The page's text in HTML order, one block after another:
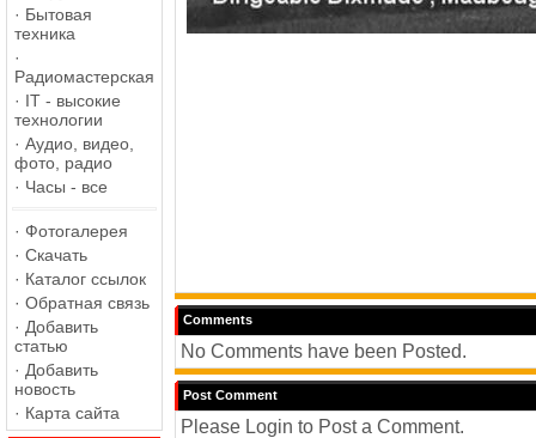
· Бытовая
техника
·
Радиомастерская
· IT - высокие
технологии
· Аудио, видео,
фото, радио
· Часы - все
· Фотогалерея
· Скачать
· Каталог ссылок
· Обратная связь
· Добавить
статью
· Добавить
новость
· Карта сайта
Comments
No Comments have been Posted.
Post Comment
Please Login to Post a Comment.